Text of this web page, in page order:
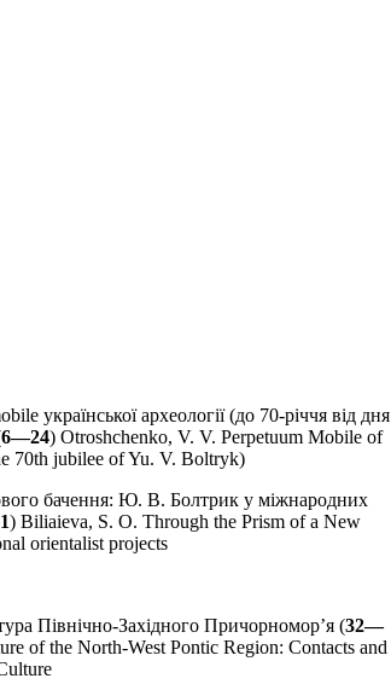
української археології (до 70-річчя від дня
6—24) Otroshchenko, V. V. Perpetuum Mobile of
70th jubilee of Yu. V. Boltryk)
бачення: Ю. В. Болтрик у міжнародних
) Biliaieva, S. O. Through the Prism of a New
orientalist projects
Північно-Західного Причорномор’я (32—
of the North-West Pontic Region: Contacts and